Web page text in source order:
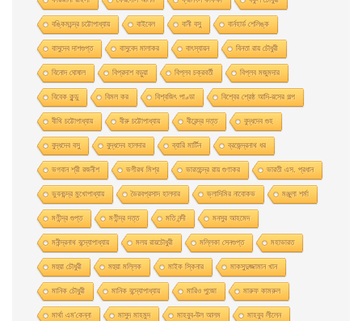
বঙ্কিমচন্দ্র চট্টোপাধ্যায় বাইবেল বানী বসু বার্নহার্ড শেলিঙ্ক
বাসুদেব দাশগুপ্ত বাসুবেদ মালাকর বাৎস্যায়ন বিনতা রায় চৌধুরী
বিনোদ ঘোষাল বিপ্রদাশ বড়ুয়া বিপ্লব চক্রবর্তী বিপ্লব মজুমদার
বিবেক কুন্ডু বিমল কর বিশ্বজিৎ পাণ্ডা বিশ্বের শ্রেষ্ঠ আদি-রসের গল্প
বীথি চট্টোপাধ্যায় বীরু চট্টোপাধ্যায় বীরেন্দ্র দত্ত বুদ্ধদেব গুহ
বুদ্ধদেব বসু বুদ্ধদেব হালদার ব্যারি মার্টিন ব্রজেন্দ্রনাথ ধর
ভগবান শ্রী রজনীশ ভগীরথ মিশ্র ভারতচন্দ্র রায় গুণাকর ভারতী এস. প্রধান
ভুবনচন্দ্র মুখোপাধ্যায় ভৈরবপ্রসাদ হালদার ভ্লাদিমির নাবোকভ মঞ্জুলা শর্মা
মণীন্দ্র গুপ্ত মণীন্দ্র দত্ত মতি নন্দী মনসুর আহমেদ
মনীন্দ্রনাথ বন্দ্যোপাধ্যায় মলয় রায়চৌধুরী মল্লিকা সেনগুপ্ত মহাভারত
মহুয়া চৌধুরী মহুয়া মল্লিক মাইক স্কিনার মাকসুদুজ্জামান খান
মানিক চৌধুরী মানিক বন্দ্যোপাধ্যায় মারিও পুজো মারুফ কামরুল
মার্থা এম'কেন্না মাসুদ মাহমুদ মাহবুব-উল আলম মাহবুব লীলেন